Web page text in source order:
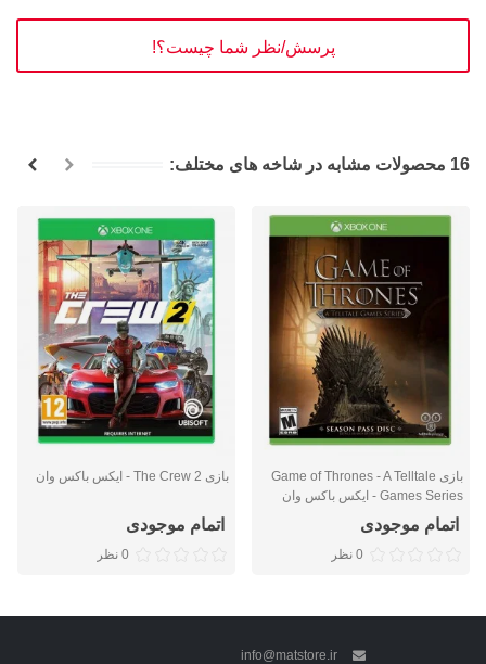
پرسش/نظر شما چیست؟!
16 محصولات مشابه در شاخه های مختلف:
بازی Game of Thrones - A Telltale
Games Series - ایکس باکس وان
اتمام موجودی
0 نظر
بازی The Crew 2 - ایکس باکس وان
اتمام موجودی
0 نظر
info@matstore.ir